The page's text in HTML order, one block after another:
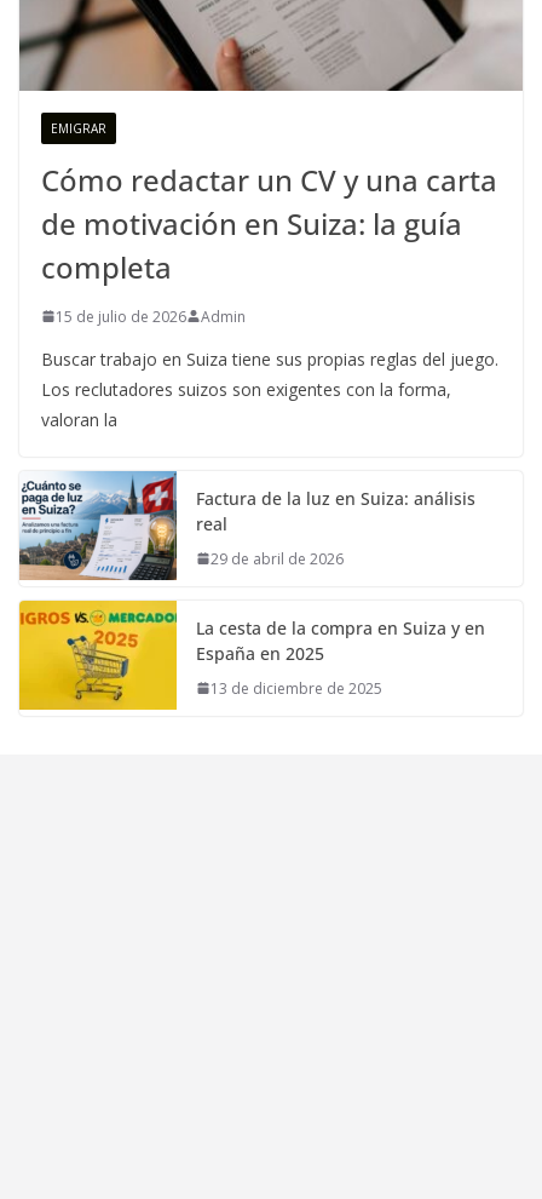
EMIGRAR
Cómo redactar un CV y una carta
de motivación en Suiza: la guía
completa
15 de julio de 2026 Admin
Buscar trabajo en Suiza tiene sus propias reglas del juego.
Los reclutadores suizos son exigentes con la forma,
valoran la
Factura de la luz en Suiza: análisis
real
29 de abril de 2026
La cesta de la compra en Suiza y en
España en 2025
13 de diciembre de 2025